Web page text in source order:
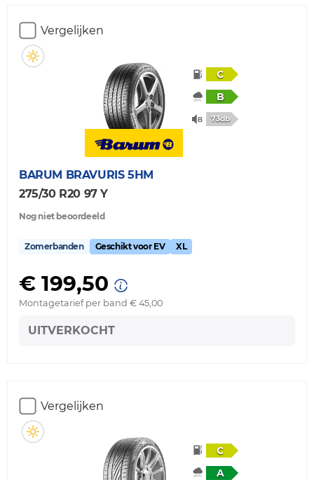
Vergelijken
C
B
73db
BARUM BRAVURIS 5HM
275/30 R20 97 Y
Nog niet beoordeeld
Zomerbanden Geschikt voor EV XL
€ 199,50
Montagetarief per band € 45,00
UITVERKOCHT
Vergelijken
C
A